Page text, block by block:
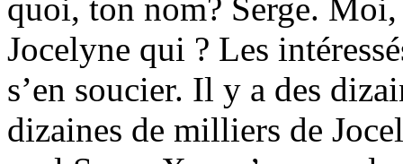
quoi, ton nom? Serge.
Jocelyne qui ? Les
s’en soucier. Il y a des
dizaines de milliers de